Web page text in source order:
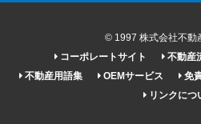
© 1997 株式会社不動
コーポレートサイト
不動産
不動産用語集
OEMサービス 免
リンクにつ